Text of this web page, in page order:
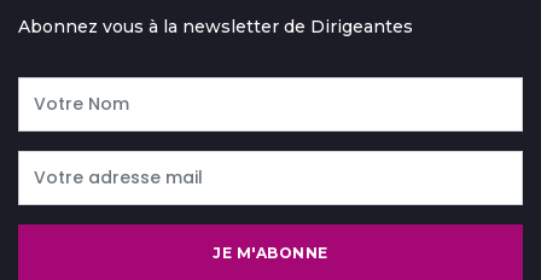
Abonnez vous à la newsletter de Dirigeantes
JE M'ABONNE